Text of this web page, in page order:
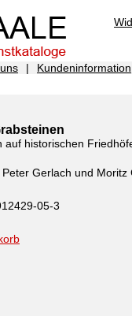
| Kundeninformation
auf historischen
Gerlach und Moritz
05-3